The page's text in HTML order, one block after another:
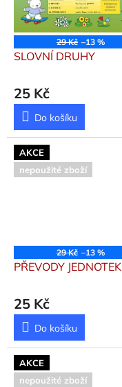
29 Kč –13 %
SLOVNÍ DRUHY
25 Kč
Do košíku
AKCE
nepoužité zboží
29 Kč –13 %
PŘEVODY JEDNOTEK
25 Kč
Do košíku
AKCE
nepoužité zboží